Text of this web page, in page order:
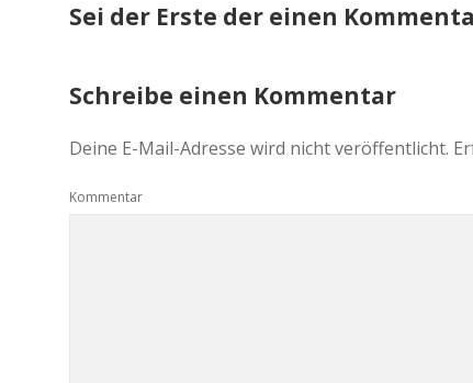
Sei der Erste der einen
Schreibe einen Kommentar
Deine E-Mail-Adresse wird nicht veröffentlicht.
Kommentar